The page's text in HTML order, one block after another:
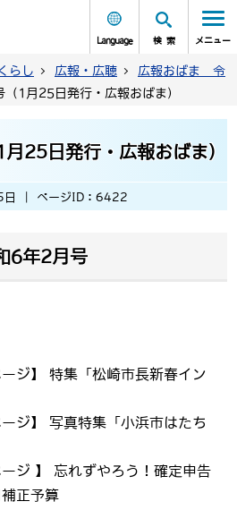
Language 検索 メニュー
らし 広報・広聴
広報おばま 令
（1月25日発行・広報おばま)
25日発行・広報おばま)
ページID：6422
6年2月号
ジ】 特集「松崎市長新春イン
ジ】 写真特集「小浜市はたち
ジ 】 忘れずやろう！確定申告
正予算